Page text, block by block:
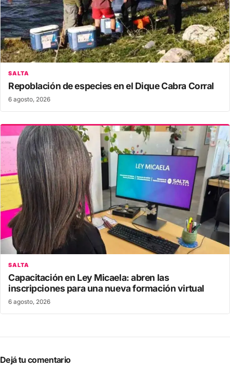
SALTA
Repoblación de especies en el Dique Cabra Corral
6 agosto, 2026
SALTA
Capacitación en Ley Micaela: abren las
inscripciones para una nueva formación virtual
6 agosto, 2026
Dejá tu comentario